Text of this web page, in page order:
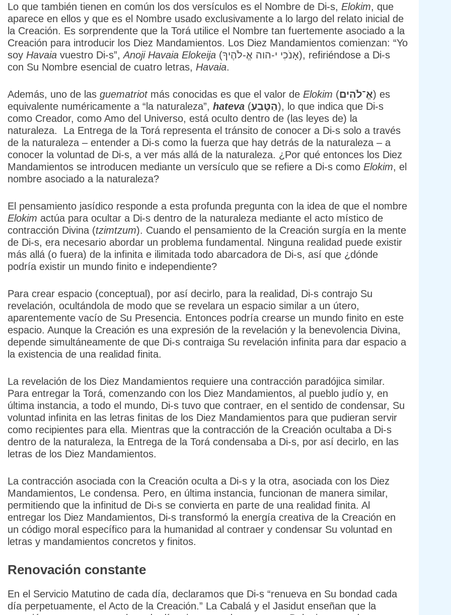
Lo que también tienen en común los dos versículos es el Nombre de Di-s, Elokim, que
aparece en ellos y que es el Nombre usado exclusivamente a lo largo del relato inicial de
la Creación. Es sorprendente que la Torá utilice el Nombre tan fuertemente asociado a la
Creación para introducir los Diez Mandamientos. Los Diez Mandamientos comienzan: “Yo
soy Havaiavuestro Di-s”,Anoji Havaia Elokeija(אָנֹכִי י-הוה אֱ-לֹהֶיךָ), refiriéndose a Di-s
con Su Nombre esencial de cuatro letras, Havaia.
Además, uno de las guematriot más conocidas es que el valor de Elokim (אֱ־לֹהִים) es
equivalente numéricamente a “la naturaleza”, hateva(הַטֶּבַע), lo que indica que Di-s
como Creador, como Amo del Universo, está oculto dentro de (las leyes de) la
naturaleza. La Entrega de la Torá representa el tránsito de conocer a Di-s solo a través
de la naturaleza – entender a Di-s como la fuerza que hay detrás de la naturaleza – a
conocer la voluntad de Di-s, a ver más allá de la naturaleza. ¿Por qué entonces los Diez
Mandamientos se introducen mediante un versículo que se refiere a Di-s como Elokim, el
nombre asociado a la naturaleza?
El pensamiento jasídico responde a esta profunda pregunta con la idea de que el nombre
Elokim actúa para ocultar a Di-s dentro de la naturaleza mediante el acto místico de
contracción Divina (tzimtzum). Cuando el pensamiento de la Creación surgía en la mente
de Di-s, era necesario abordar un problema fundamental. Ninguna realidad puede existir
más allá (o fuera) de la infinita e ilimitada todo abarcadora de Di-s, así que ¿dónde
podría existir un mundo finito e independiente?
Para crear espacio (conceptual), por así decirlo, para la realidad, Di-s contrajo Su
revelación, ocultándola de modo que se revelara un espacio similar a un útero,
aparentemente vacío de Su Presencia. Entonces podría crearse un mundo finito en este
espacio. Aunque la Creación es una expresión de la revelación y la benevolencia Divina,
depende simultáneamente de que Di-s contraiga Su revelación infinita para dar espacio a
la existencia de una realidad finita.
La revelación de los Diez Mandamientos requiere una contracción paradójica similar.
Para entregar la Torá, comenzando con los Diez Mandamientos, al pueblo judío y, en
última instancia, a todo el mundo, Di-s tuvo que contraer, en el sentido de condensar, Su
voluntad infinita en las letras finitas de los Diez Mandamientos para que pudieran servir
como recipientes para ella. Mientras que la contracción de la Creación ocultaba a Di-s
dentro de la naturaleza, la Entrega de la Torá condensaba a Di-s, por así decirlo, en las
letras de los Diez Mandamientos.
La contracción asociada con la Creación oculta a Di-s y la otra, asociada con los Diez
Mandamientos, Le condensa. Pero, en última instancia, funcionan de manera similar,
permitiendo que la infinitud de Di-s se convierta en parte de una realidad finita. Al
entregar los Diez Mandamientos, Di-s transformó la energía creativa de la Creación en
un código moral específico para la humanidad al contraer y condensar Su voluntad en
letras y mandamientos concretos y finitos.
Renovación constante
En el Servicio Matutino de cada día, declaramos que Di-s “renueva en Su bondad cada
día perpetuamente, el Acto de la Creación.” La Cabalá y el Jasidut enseñan que la